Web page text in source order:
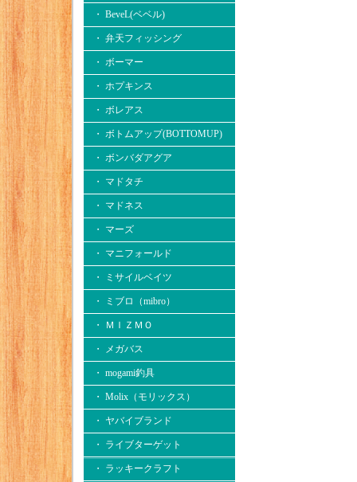
・ BeveL(ベベル)
・ 弁天フィッシング
・ ボーマー
・ ホプキンス
・ ボレアス
・ ボトムアップ(BOTTOMUP)
・ ボンバダアグア
・ マドタチ
・ マドネス
・ マーズ
・ マニフォールド
・ ミサイルベイツ
・ ミブロ（mibro）
・ ＭＩＺＭＯ
・ メガバス
・ mogami釣具
・ Molix（モリックス）
・ ヤバイブランド
・ ライブターゲット
・ ラッキークラフト